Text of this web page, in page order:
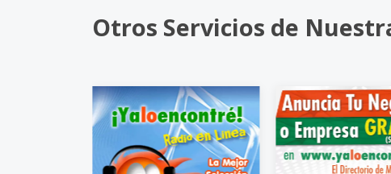
Otros Servicios de